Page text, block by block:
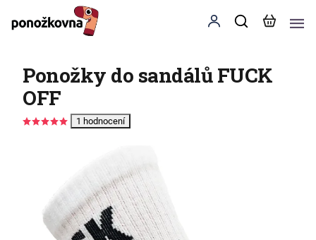
Ponožky do sandálů FUCK
OFF
1 hodnocení